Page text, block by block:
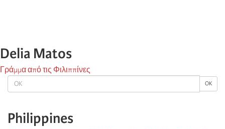
OK OK
Philippines
Delia Matos
Γράμμα από τις Φιλιππίνες